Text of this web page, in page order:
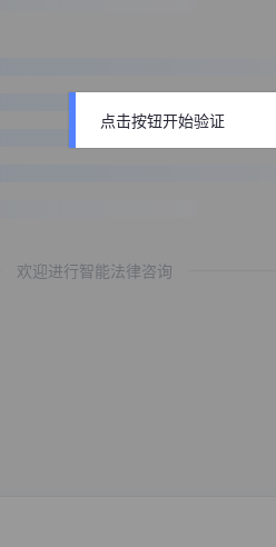
欢迎进行智能法律咨询
点击按钮开始验证